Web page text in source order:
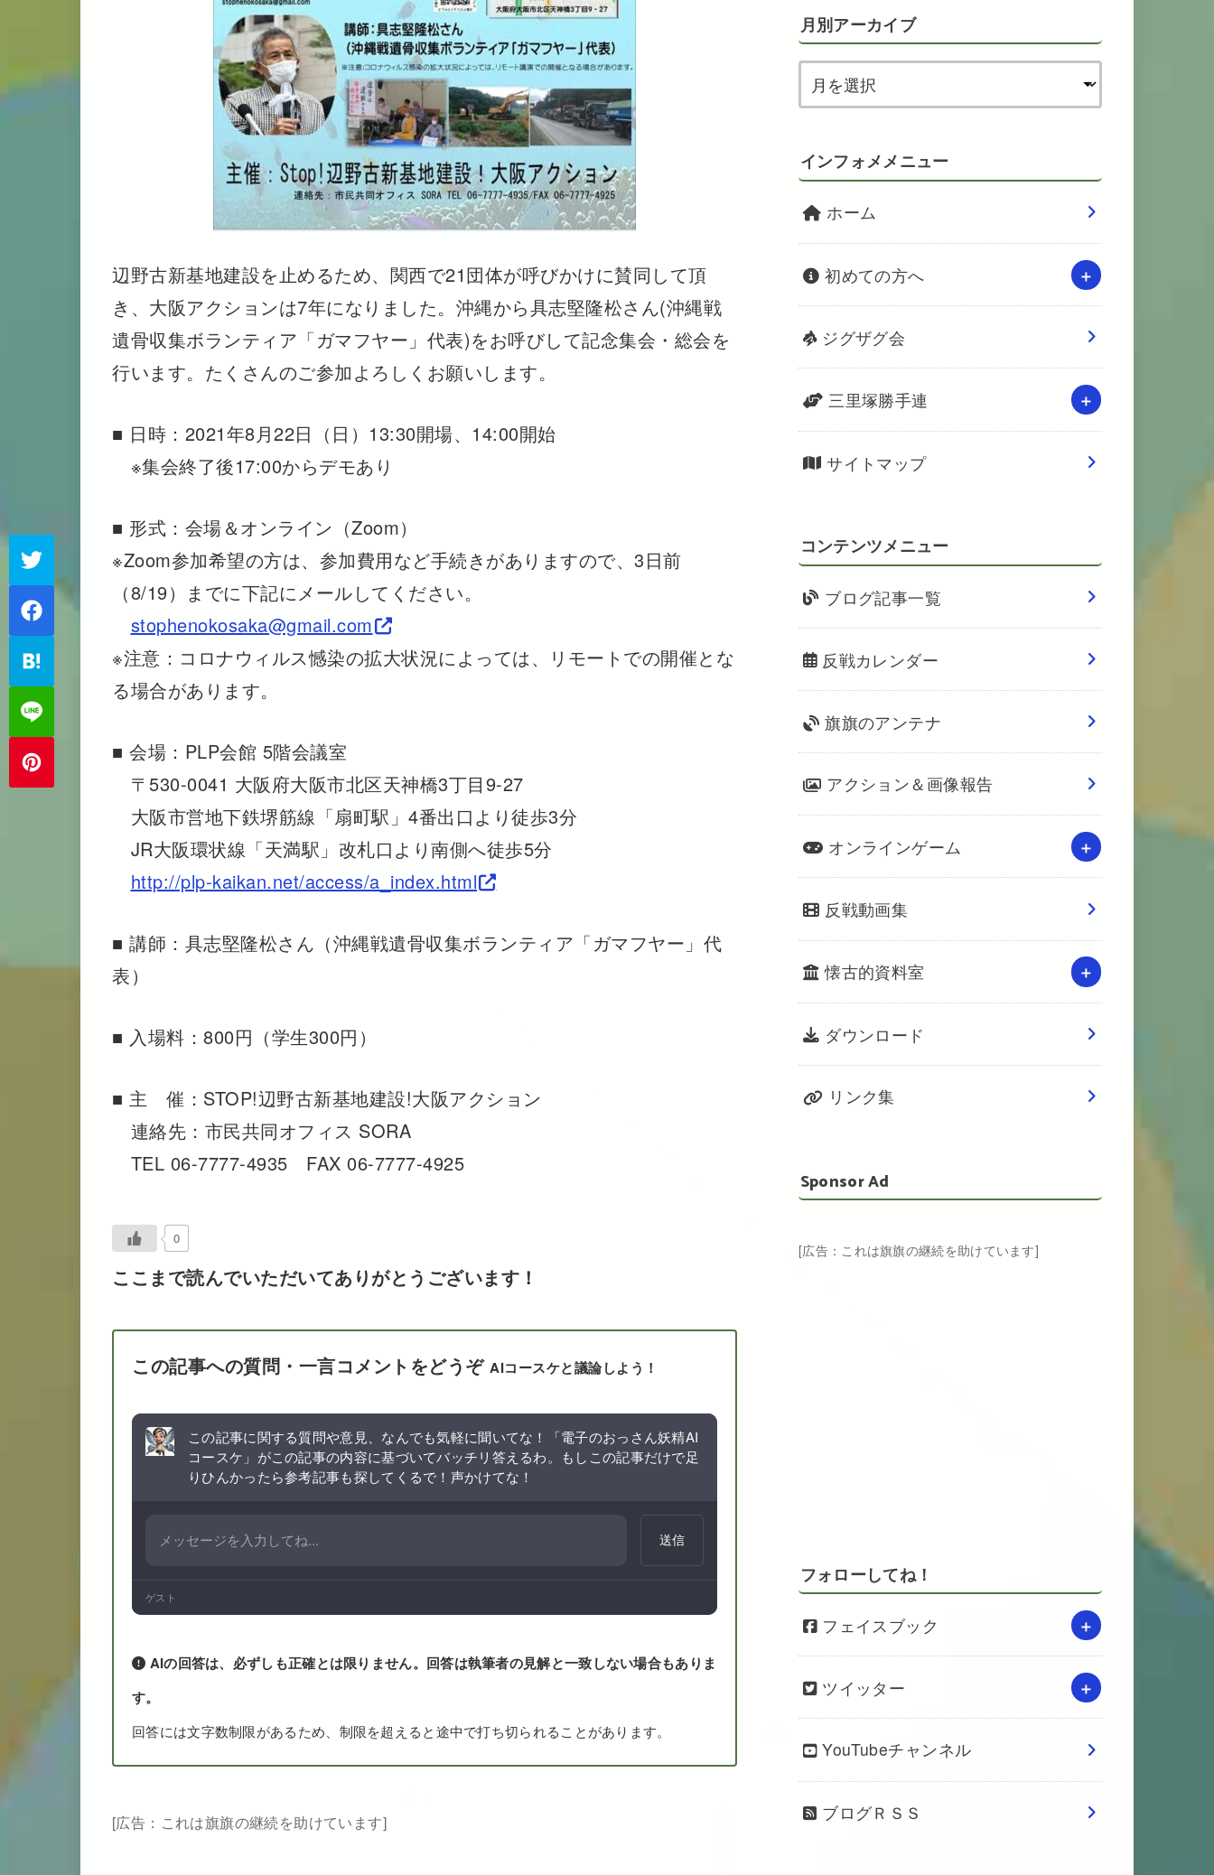
辺野古新基地建設を止めるため、関西で21団体が呼びかけに賛同して頂
き、大阪アクションは7年になりました。沖縄から具志堅隆松さん(沖縄戦
遺骨収集ボランティア「ガマフヤー」代表)をお呼びして記念集会・総会を
行います。たくさんのご参加よろしくお願いします。
■ 日時：2021年8月22日（日）13:30開場、14:00開始
※集会終了後17:00からデモあり
■ 形式：会場＆オンライン（Zoom）
※Zoom参加希望の方は、参加費用など手続きがありますので、3日前
（8/19）までに下記にメールしてください。
stophenokosaka@gmail.com
※注意：コロナウィルス憾染の拡大状況によっては、リモートでの開催とな
る場合があります。
■ 会場：PLP会館 5階会議室
〒530-0041 大阪府大阪市北区天神橋3丁目9-27
大阪市営地下鉄堺筋線「扇町駅」4番出口より徒歩3分
JR大阪環状線「天満駅」改札口より南側へ徒歩5分
http://plp-kaikan.net/access/a_index.html
■ 講師：具志堅隆松さん（沖縄戦遺骨収集ボランティア「ガマフヤー」代
表）
■ 入場料：800円（学生300円）
■ 主 催：STOP!辺野古新基地建設!大阪アクション
連絡先：市民共同オフィス SORA
TEL 06-7777-4935 FAX 06-7777-4925
0
ここまで読んでいただいてありがとうございます！
この記事への質問・一言コメントをどうぞ AIコースケと議論しよう！
この記事に関する質問や意見、なんでも気軽に聞いてな！「電子のおっさん妖精AI
コースケ」がこの記事の内容に基づいてバッチリ答えるわ。もしこの記事だけで足
りひんかったら参考記事も探してくるで！声かけてな！
送信
ゲスト
AIの回答は、必ずしも正確とは限りません。回答は執筆者の見解と一致しない場合もありま
す。
回答には文字数制限があるため、制限を超えると途中で打ち切られることがあります。
[広告：これは旗旗の継続を助けています]
月別アーカイブ
インフォメメニュー
ホーム
初めての方へ
ジグザグ会
三里塚勝手連
サイトマップ
コンテンツメニュー
ブログ記事一覧
反戦カレンダー
旗旗のアンテナ
アクション＆画像報告
オンラインゲーム
反戦動画集
懐古的資料室
ダウンロード
リンク集
Sponsor Ad
[広告：これは旗旗の継続を助けています]
フォローしてね！
フェイスブック
ツイッター
YouTubeチャンネル
ブログＲＳＳ